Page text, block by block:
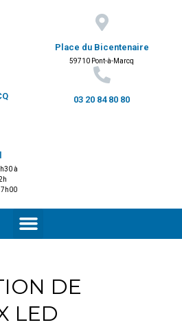
Place du Bicentenaire
59710 Pont-à-Marcq
03 20 84 80 80
à
DE
LED